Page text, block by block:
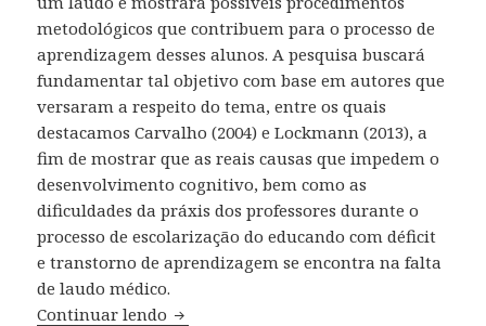
metodológicos que contribuem para o processo de
aprendizagem desses alunos. A pesquisa buscará
fundamentar tal objetivo com base em autores que
versaram a respeito do tema, entre os quais
destacamos Carvalho (2004) e Lockmann (2013), a
fim de mostrar que as reais causas que impedem o
desenvolvimento cognitivo, bem como as
dificuldades da práxis dos professores durante o
processo de escolarização do educando com déficit
e transtorno de aprendizagem se encontra na falta
de laudo médico.
Continuar lendo Desafios da Prática Pedagógica em